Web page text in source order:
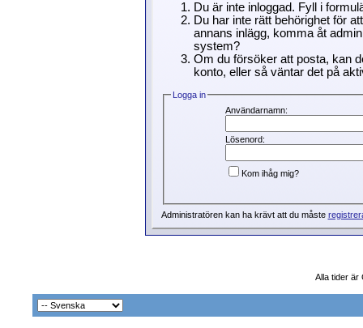
Du är inte inloggad. Fyll i
Du har inte rätt behörighet för
annans inlägg, komma åt
system?
Om du försöker att posta, kan
konto, eller så väntar det på
Logga in
Användarnamn:
Lösenord:
Kom ihåg mig?
Administratören kan ha krävt att du måste
Alla tider är